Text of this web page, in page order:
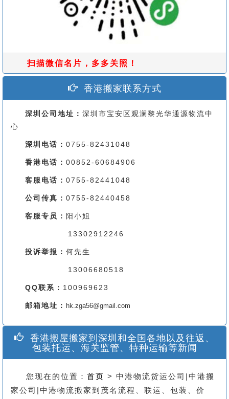
扫描微信名片，多多关照！
香港搬家联系方式
深圳公司地址： 深圳市宝安区观澜黎光华通源物流中
心
深圳电话： 0755-82431048
香港电话： 00852-60684906
客服电话： 0755-82441048
公司传真： 0755-82440458
客服专员： 阳小姐
13302912246
投诉举报： 何先生
13006680518
QQ联系： 100969623
邮箱地址： hk.zga56@gmail.com
香港搬屋搬家到深圳和全国各地以及往返、
包装托运、海关监管、特种运输等新闻
您现在的位置： 首页 > 中港物流货运公司|中港搬
家公司|中港物流搬家到茂名流程、联运、包装、价